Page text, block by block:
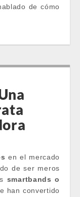
de cómo
en el mercado
de ser meros
smartbands o
han convertido